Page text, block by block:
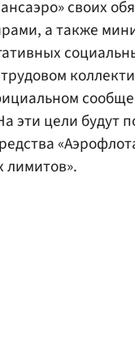
своих
а также
эти цели будут
лимитов».